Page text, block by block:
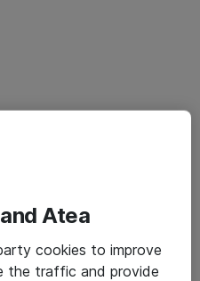
Atea
cookies to improve
the traffic and provide